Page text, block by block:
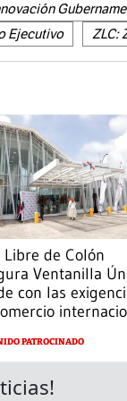
Ejecutivo ZLC:
Libre de Colón
Ventanilla
con las
PATROCINADO